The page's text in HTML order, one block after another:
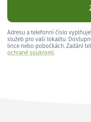
Adresu a telefonní číslo
služeb pro vaši lokalitu.
lince nebo pobočkách. Zadání
ochraně soukromí.